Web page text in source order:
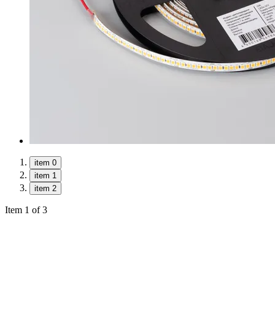
item 0
item 1
item 2
Item 1 of 3